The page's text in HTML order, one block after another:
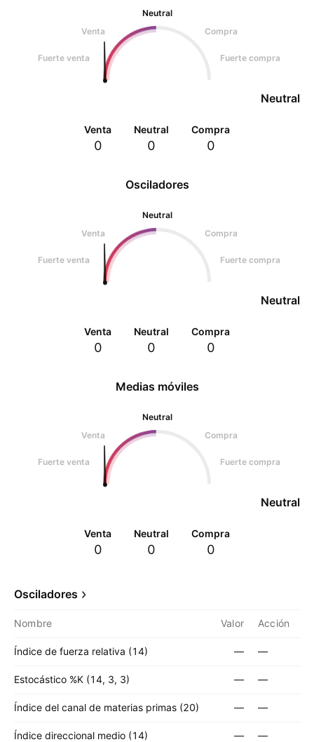
Osciladores
Neutral
Venta
Compra
Fuerte venta Fuerte compra
Neutral
Venta
0
Neutral
0
Compra
0
Neutral
Venta
Compra
Fuerte venta Fuerte compra
Neutral
Venta
0
Neutral
0
Compra
0
Medias móviles
Neutral
Venta
Compra
Fuerte venta Fuerte compra
Neutral
Venta
0
Neutral
0
Compra
0
Osciladores
Nombre Valor Acción
Índice de fuerza relativa (14) — —
Estocástico %K (14, 3, 3) — —
Índice del canal de materias primas (20) — —
Índice direccional medio (14) — —